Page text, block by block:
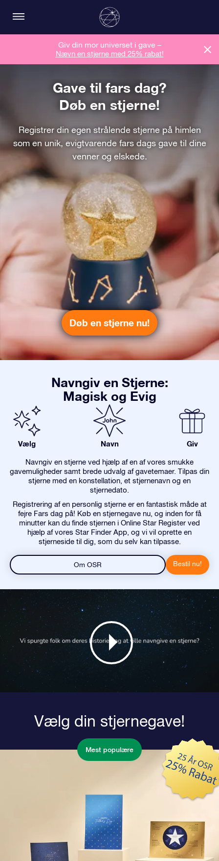
Giv din mor universet i gave –
Nævn en stjerne med 25% rabat!
Gave til fars dag?
Døb en stjerne!
Registrer din egen strålende stjerne på himlen
som en unik, evigtvarende fars dags gave til dine
venner og elskede.
Døb en stjerne nu!
Navngiv en Stjerne:
Magisk og Evig
Vælg Navn Giv
Navngiv en stjerne ved hjælp af en af vores smukke
gavemuligheder samt brede udvalg af gavetemaer. Tilpas din
stjerne med en konstellation, et stjernenavn og en
stjernedato.
Registrering af en personlig stjerne er en fantastisk måde at
fejre Fars dag på! Køb en stjernegave nu, og inden for få
minutter kan du finde stjernen i Online Star Register ved
hjælp af vores Star Finder App, og vi vil oprette en
stjerneside til dig, som du selv kan tilpasse.
Om OSR Bestil nu!
Vælg din stjernegave!
Mest populære